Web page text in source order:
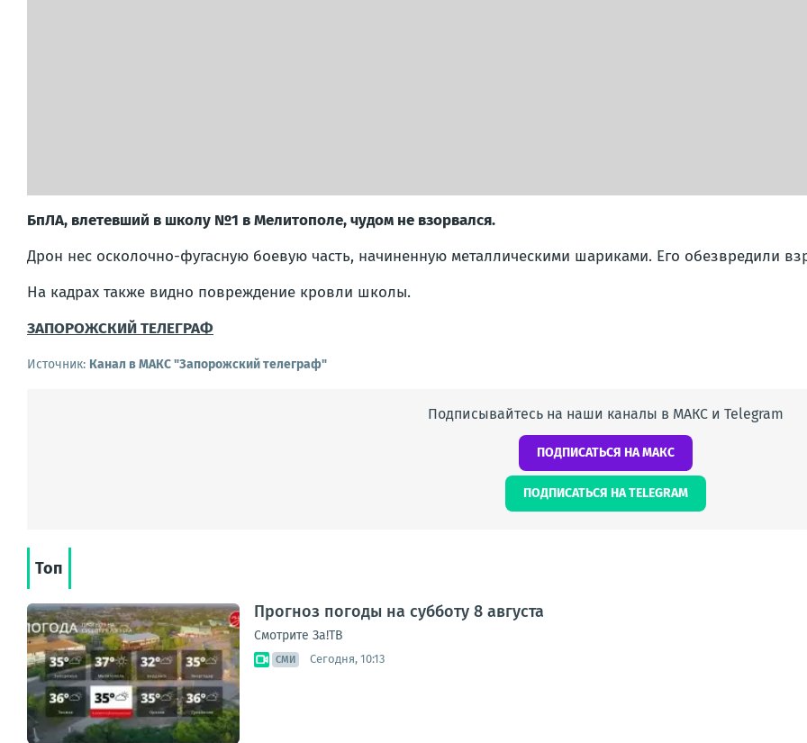
БпЛА, влетевший в школу №1 в Мелитополе, чудом не взорвался.
Дрон нес осколочно-фугасную боевую часть, начиненную металлическими шариками. Его обезвредили
На кадрах также видно повреждение кровли школы.
ЗАПОРОЖСКИЙ ТЕЛЕГРАФ
Источник: Канал в МАКС "Запорожский телеграф"
Подписывайтесь на наши каналы в МАКС и Telegram
ПОДПИСАТЬСЯ НА МАКС
ПОДПИСАТЬСЯ НА TELEGRAM
Топ
Прогноз погоды на субботу 8 августа
Смотрите За!ТВ
СМИ Сегодня, 10:13